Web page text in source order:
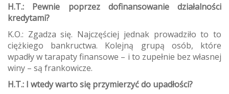
H.T.: Pewnie poprzez dofinansowanie działalności
kredytami?
K.O.: Zgadza się. Najczęściej jednak prowadziło to to
ciężkiego bankructwa. Kolejną grupą osób, które
wpadły w tarapaty finansowe – i to zupełnie bez własnej
winy – są frankowicze.
H.T.: I wtedy warto się przymierzyć do upadłości?